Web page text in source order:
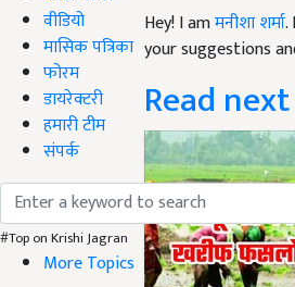
वीडियो
मासिक पत्रिका
फोरम
डायरेक्टरी
हमारी टीम
संपर्क
#Top on Krishi Jagran
More Topics
Hey! I amमनीशा शर्मा.
your suggestions
Read next